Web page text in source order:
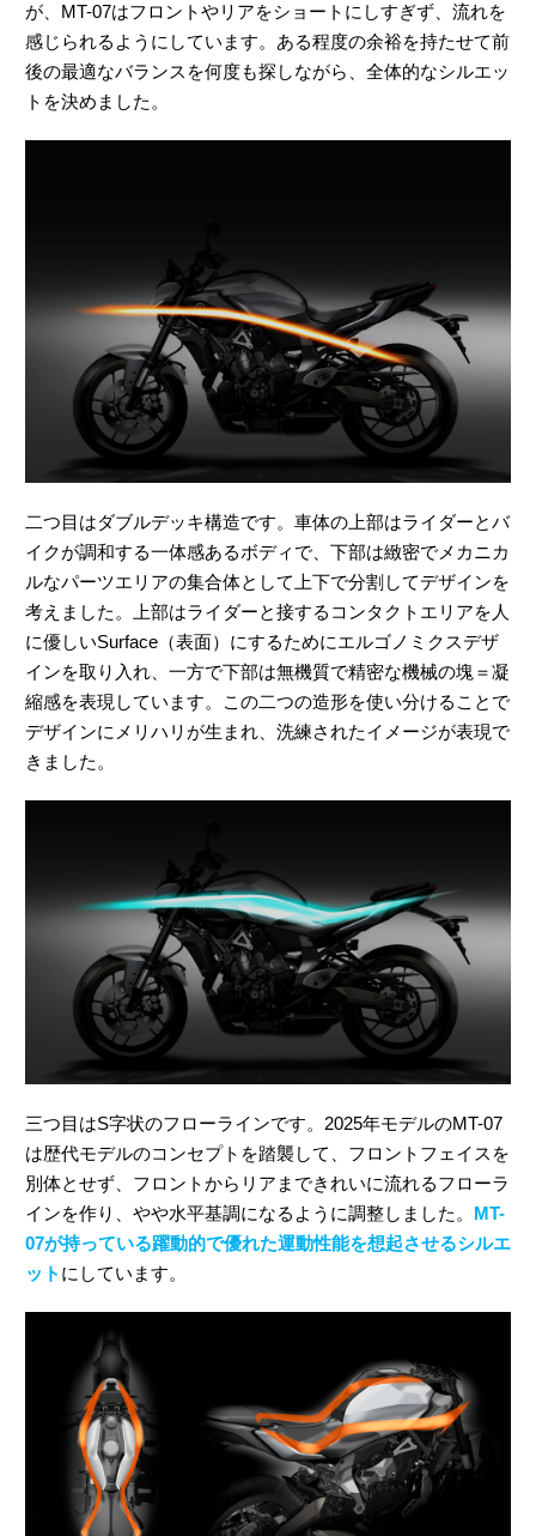
が、MT-07はフロントやリアをショートにしすぎず、流れを
感じられるようにしています。ある程度の余裕を持たせて前
後の最適なバランスを何度も探しながら、全体的なシルエッ
トを決めました。
二つ目はダブルデッキ構造です。車体の上部はライダーとバ
イクが調和する一体感あるボディで、下部は緻密でメカニカ
ルなパーツエリアの集合体として上下で分割してデザインを
考えました。上部はライダーと接するコンタクトエリアを人
に優しいSurface（表面）にするためにエルゴノミクスデザ
インを取り入れ、一方で下部は無機質で精密な機械の塊＝凝
縮感を表現しています。この二つの造形を使い分けることで
デザインにメリハリが生まれ、洗練されたイメージが表現で
きました。
三つ目はS字状のフローラインです。2025年モデルのMT-07
は歴代モデルのコンセプトを踏襲して、フロントフェイスを
別体とせず、フロントからリアまできれいに流れるフローラ
インを作り、やや水平基調になるように調整しました。 MT-
07が持っている躍動的で優れた運動性能を想起させるシルエ
ット にしています。